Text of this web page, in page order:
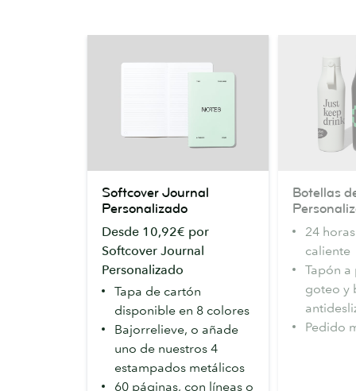
Journal
Personalizado
Softcover Journal
Personalizado
Desde 10,92€ por
Softcover Journal
Personalizado
Tapa de cartón
disponible en 8 colores
Bajorrelieve, o añade
uno de nuestros 4
estampados metálicos
60 páginas, con líneas o
Agua
MOO
Botellas
24
caliente
Tapón
goteo y
Pedido